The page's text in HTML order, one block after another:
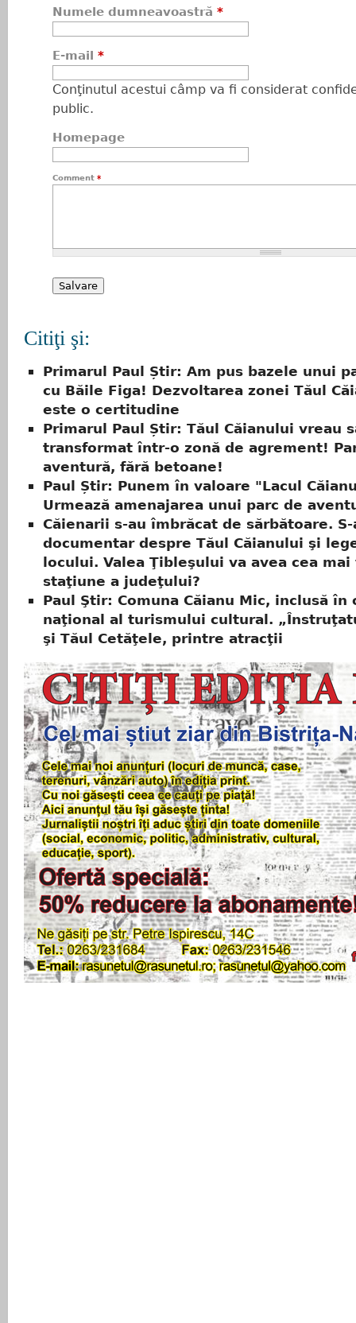
Numele dumneavoastră *
E-mail *
Conţinutul acestui câmp va fi considerat
public.
Homepage
Comment *
Citiţi şi:
Primarul Paul Știr: Am pus bazele unui
cu Băile Figa! Dezvoltarea zonei Tăul
este o certitudine
Primarul Paul Știr: Tăul Căianului vreau
transformat într-o zonă de agrement!
aventură, fără betoane!
Paul Știr: Punem în valoare "Lacul
Urmează amenajarea unui parc de
Căienarii s-au îmbrăcat de sărbătoare.
documentar despre Tăul Căianului şi
locului. Valea Ţibleşului va avea cea mai
staţiune a judeţului?
Paul Ştir: Comuna Căianu Mic, inclusă în
naţional al turismului cultural.
şi Tăul Cetăţele, printre atracţii